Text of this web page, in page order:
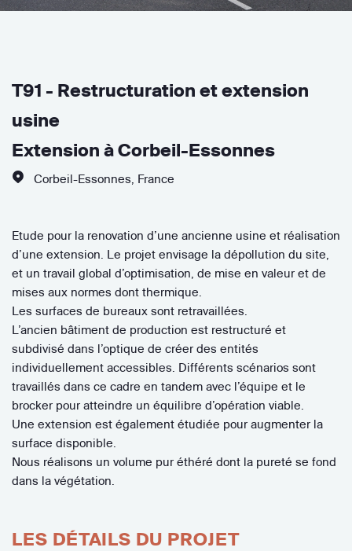
T91 - Restructuration et extension
usine
Extension à Corbeil-Essonnes
Corbeil-Essonnes France
Etude pour la renovation d’une ancienne usine et réalisation
d’une extension. Le projet envisage la dépollution du site,
et un travail global d’optimisation, de mise en valeur et de
mises aux normes dont thermique.
Les surfaces de bureaux sont retravaillées.
L’ancien bâtiment de production est restructuré et
subdivisé dans l’optique de créer des entités
individuellement accessibles. Différents scénarios sont
travaillés dans ce cadre en tandem avec l’équipe et le
brocker pour atteindre un équilibre d’opération viable.
Une extension est également étudiée pour augmenter la
surface disponible.
Nous réalisons un volume pur éthéré dont la pureté se fond
dans la végétation.
LES DÉTAILS DU PROJET